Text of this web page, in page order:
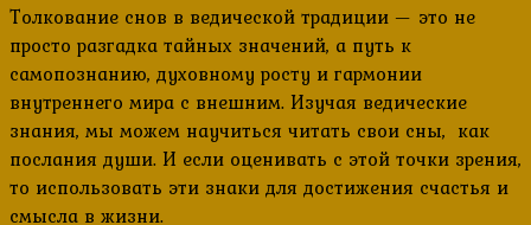
Толкование снов в ведической традиции — это не
просто разгадка тайных значений, а путь к
самопознанию, духовному росту и гармонии
внутреннего мира с внешним. Изучая ведические
знания, мы можем научиться читать свои сны, как
послания души. И если оценивать с этой точки зрения,
то использовать эти знаки для достижения счастья и
смысла в жизни.